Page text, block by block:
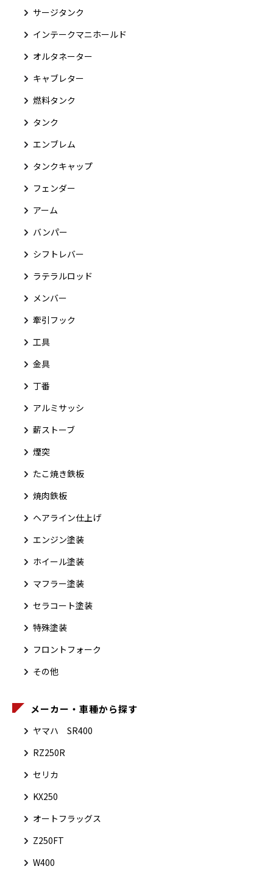
サージタンク
インテークマニホールド
オルタネーター
キャブレター
燃料タンク
タンク
エンブレム
タンクキャップ
フェンダー
アーム
バンパー
シフトレバー
ラテラルロッド
メンバー
牽引フック
工具
金具
丁番
アルミサッシ
薪ストーブ
煙突
たこ焼き鉄板
焼肉鉄板
ヘアライン仕上げ
エンジン塗装
ホイール塗装
マフラー塗装
セラコート塗装
特殊塗装
フロントフォーク
その他
メーカー・車種から探す
ヤマハ SR400
RZ250R
セリカ
KX250
オートフラッグス
Z250FT
W400